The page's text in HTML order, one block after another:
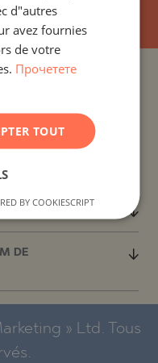
DE PROPRIÉTÉ
DE
» Ltd. Tous
ROMANIAN
d"autres
avez fournies
de votre
Прочетете
TOUT
BY COOKIESCRIPT